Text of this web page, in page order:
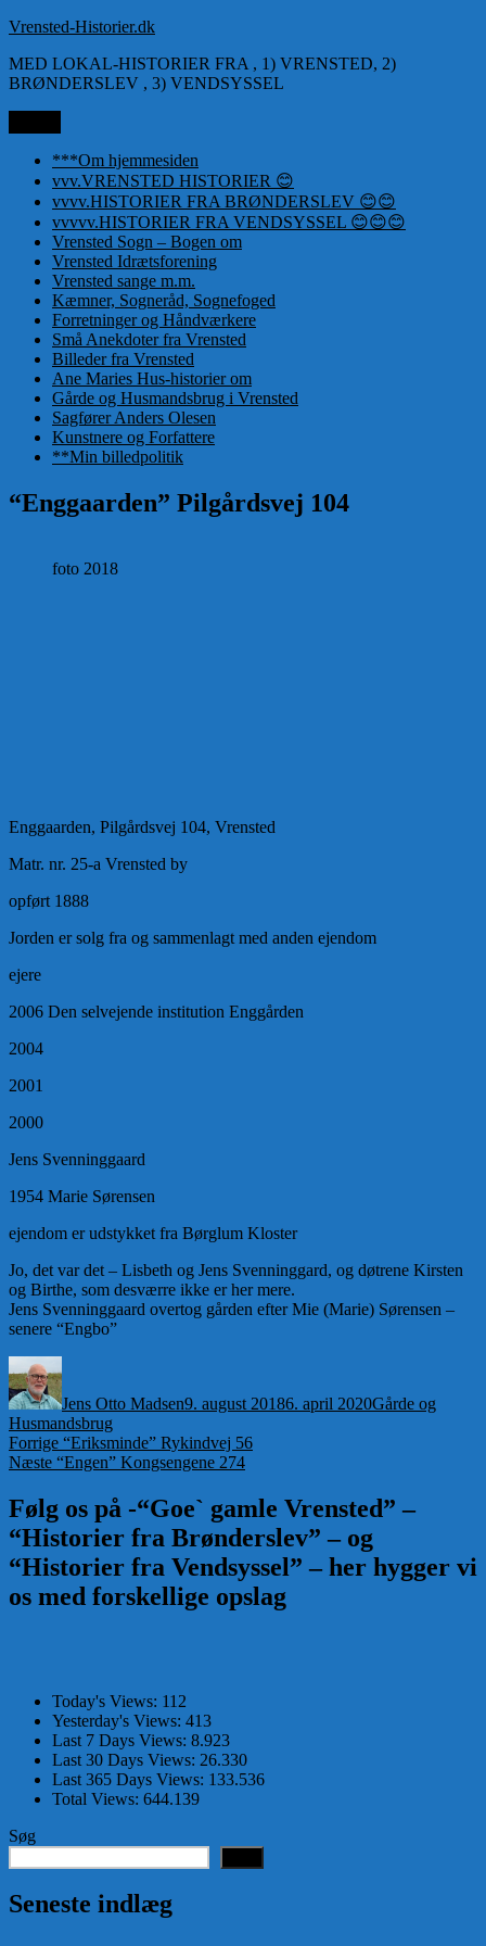
Videre
indhold
Vrensted-Historier.dk
MED LOKAL-HISTORIER FRA , 1) VRENSTED, 2)
BRØNDERSLEV , 3) VENDSYSSEL
***Om hjemmesiden
vvv.VRENSTED HISTORIER 😊
vvvv.HISTORIER FRA BRØNDERSLEV 😊😊
vvvvv.HISTORIER FRA VENDSYSSEL 😊😊😊
Vrensted Sogn – Bogen om
Vrensted Idrætsforening
Vrensted sange m.m.
Kæmner, Sogneråd, Sognefoged
Forretninger og Håndværkere
Små Anekdoter fra Vrensted
Billeder fra Vrensted
Ane Maries Hus-historier om
Gårde og Husmandsbrug i Vrensted
Sagfører Anders Olesen
Kunstnere og Forfattere
**Min billedpolitik
“Enggaarden” Pilgårdsvej 104
foto 2018
Enggaarden, Pilgårdsvej 104, Vrensted
Matr. nr. 25-a Vrensted by
opført 1888
Jorden er solg fra og sammenlagt med anden ejendom
ejere
2006 Den selvejende institution Enggården
2004
2001
2000
Jens Svenninggaard
1954 Marie Sørensen
ejendom er udstykket fra Børglum Kloster
Jo, det var det – Lisbeth og Jens Svenninggard, og døtrene Kirsten
og Birthe, som desværre ikke er her mere.
Jens Svenninggaard overtog gården efter Mie (Marie) Sørensen –
senere “Engbo”
Jens Otto Madsen9. august 20186. april 2020Gårde og
Husmandsbrug
Indlægsnavigation
Forrige Forrige
indlæg:
“Eriksminde” Rykindvej 56
Næste Næste
“Engen” Kongsengene 274
Følg os på -“Goe` gamle Vrensted” –
“Historier fra Brønderslev” – og
“Historier fra Vendsyssel” – her hygger vi
os med forskellige opslag
Today's Views: 112
Yesterday's Views: 413
Last 7 Days Views: 8.923
Last 30 Days Views: 26.330
Last 365 Days Views: 133.536
Total Views: 644.139
Søg
Seneste indlæg